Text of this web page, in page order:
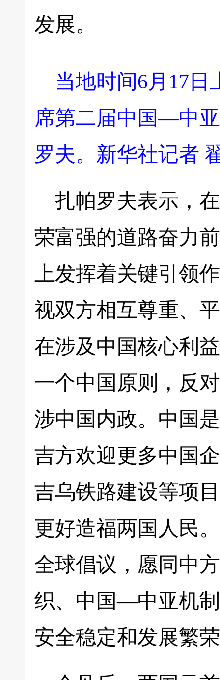
发展。
当地时间6月17
席第二届中国—中
罗夫。新华社记者
扎帕罗夫表示，
荣富强的道路奋力
上发挥着关键引领
视双方相互尊重、
在涉及中国核心利
一个中国原则，反
涉中国内政。中国
吉方欢迎更多中国
吉乌铁路建设等项
更好造福两国人民
全球倡议，愿同中
织、中国—中亚机
安全稳定和发展繁